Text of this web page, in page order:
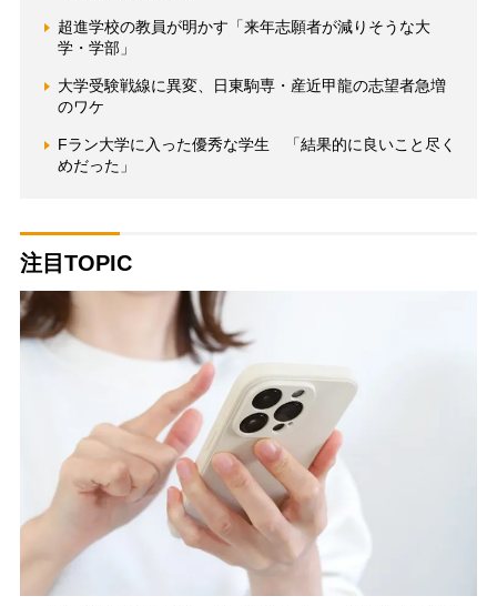
超進学校の教員が明かす「来年志願者が減りそうな大
学・学部」
大学受験戦線に異変、日東駒専・産近甲龍の志望者急増
のワケ
Fラン大学に入った優秀な学生 「結果的に良いこと尽く
めだった」
注目TOPIC